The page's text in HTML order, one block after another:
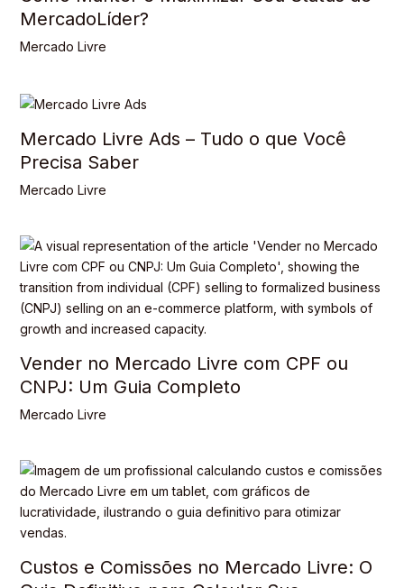
MercadoLíder?
Mercado Livre
Mercado Livre Ads – Tudo o que Você
Precisa Saber
Mercado Livre
Vender no Mercado Livre com CPF ou
CNPJ: Um Guia Completo
Mercado Livre
Custos e Comissões no Mercado Livre: O